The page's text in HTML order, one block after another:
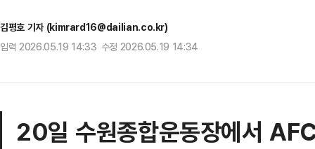
김평호 기자 (kimrard16@dailian.co.kr)
입력 2026.05.19 14:33 수정 2026.05.19 14:34
20일 수원종합운동장에서